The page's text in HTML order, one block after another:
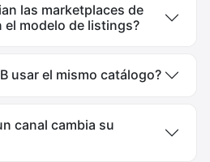
las marketplaces de
el modelo de listings?
usar el mismo catálogo?
canal cambia su